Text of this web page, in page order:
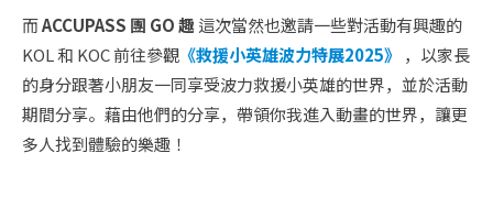
而ACCUPASS 團 GO 趣這次當然也邀請一些對活動有興趣的
KOL 和 KOC 前往參觀 《救援小英雄波力特展2025》 ，以家長
的身分跟著小朋友一同享受波力救援小英雄的世界，並於活動
期間分享。藉由他們的分享，帶領你我進入動畫的世界，讓更
多人找到體驗的樂趣！